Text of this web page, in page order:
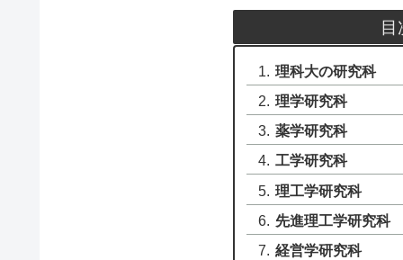
目
理科大の研究科
理学研究科
薬学研究科
工学研究科
理工学研究科
先進理工学研究科
経営学研究科